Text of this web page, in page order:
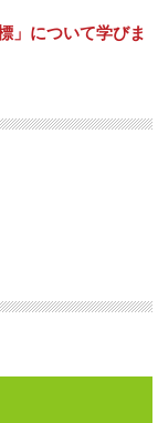
」について学びま